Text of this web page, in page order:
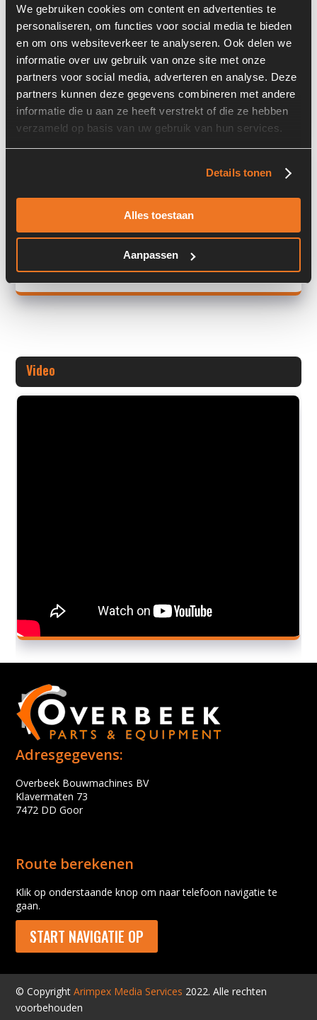
We gebruiken cookies om content en advertenties te
personaliseren, om functies voor social media te bieden
en om ons websiteverkeer te analyseren. Ook delen we
informatie over uw gebruik van onze site met onze
partners voor social media, adverteren en analyse. Deze
partners kunnen deze gegevens combineren met andere
informatie die u aan ze heeft verstrekt of die ze hebben
verzameld op basis van uw gebruik van hun services.
Details tonen
Alles toestaan
Aanpassen
Informatie
Locatie:
3L
Past op de volgende machines:
Caterpillar 906
Land:
Nederland
Type 2: BoWex 65 FLE-PA-Ø
+ Volledige overige informatie openen
Video
Adresgegevens:
Overbeek Bouwmachines BV
Klavermaten 73
7472 DD Goor
Route berekenen
Klik op onderstaande knop om naar telefoon navigatie te
gaan.
START NAVIGATIE OP
© CopyrightArimpex Media Services 2022. Alle rechten
voorbehouden